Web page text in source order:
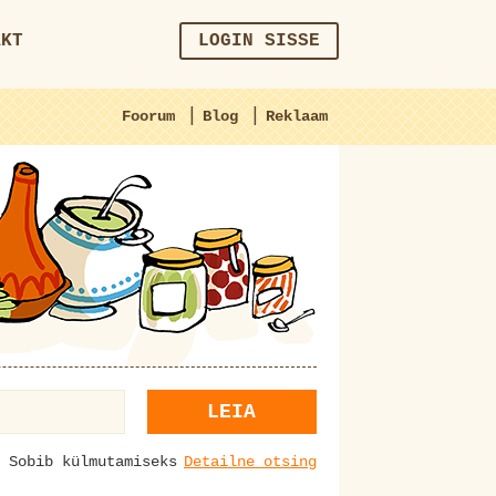
LOGIN SISSE
Foorum | Blog | Reklaam
LEIA
Sobib külmutamiseks Detailne otsing